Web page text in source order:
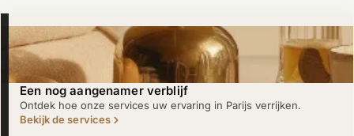
Een nog aangenamer verblijf
Ontdek hoe onze services uw ervaring in Parijs verrijken.
Bekijk de services